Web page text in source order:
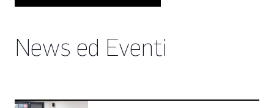
News ed Eventi